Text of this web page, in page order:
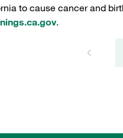
to cause cancer and
.